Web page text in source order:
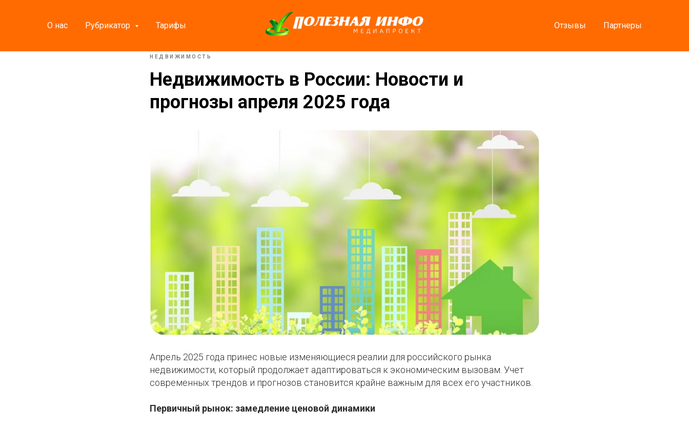
О нас Рубрикатор Тарифы Отзывы Партнеры
НЕДВИЖИМОСТЬ
Недвижимость в России: Новости и
прогнозы апреля 2025 года
Апрель 2025 года принес новые изменяющиеся реалии для российского рынка
недвижимости, который продолжает адаптироваться к экономическим вызовам. Учет
современных трендов и прогнозов становится крайне важным для всех его участников.
Первичный рынок: замедление ценовой динамики